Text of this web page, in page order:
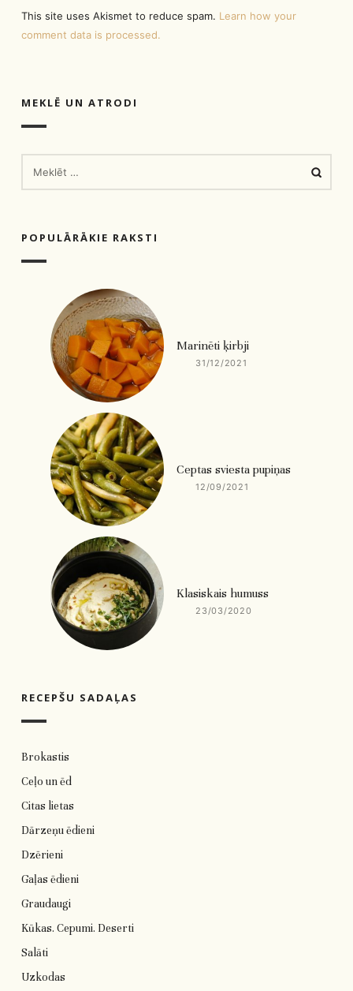
This site uses Akismet to reduce spam. Learn how your
comment data is processed.
MEKLĒ UN ATRODI
POPULĀRĀKIE RAKSTI
Marinēti ķirbji
31/12/2021
Ceptas sviesta pupiņas
12/09/2021
Klasiskais humuss
23/03/2020
RECEPŠU SADAĻAS
Brokastis
Ceļo un ēd
Citas lietas
Dārzeņu ēdieni
Dzērieni
Gaļas ēdieni
Graudaugi
Kūkas. Cepumi. Deserti
Salāti
Uzkodas